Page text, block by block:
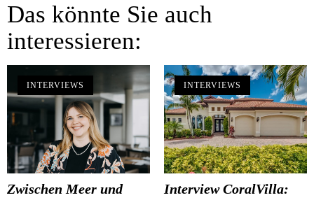
Das könnte Sie auch
interessieren:
INTERVIEWS
Zwischen Meer und
INTERVIEWS
Interview CoralVilla: